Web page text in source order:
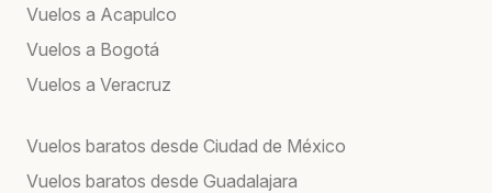
Vuelos a Acapulco
Vuelos a Bogotá
Vuelos a Veracruz
Vuelos baratos desde Ciudad de México
Vuelos baratos desde Guadalajara